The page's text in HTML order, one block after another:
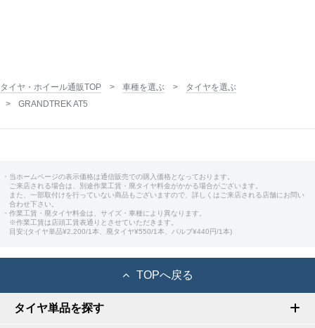
タイヤ・ホイール通販TOP 車種を選ぶ
タイヤを選ぶ
GRANDTREK AT5
・当ホームページの表示価格は通信販売での購入価格となっております。
ご来店される場合は、別途作業工賃・廃タイヤ料金がかかる場合がございます。
また、一部取付けを行っていない商品もございますので、詳しくはご来店される店舗にお問い
合わせ下さい。
・作業工賃・廃タイヤ料金は、サイズ・車種により異なります。
※作業工賃は店頭工賃表通りとさせていただきます。
目安:(タイヤ単品¥2,200/1本、廃タイヤ¥550/1本、バルブ¥440円/1本)
TOPへ戻る
タイヤ単品を探す